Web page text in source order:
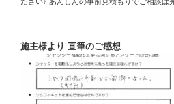
施主様より 直筆のご感想